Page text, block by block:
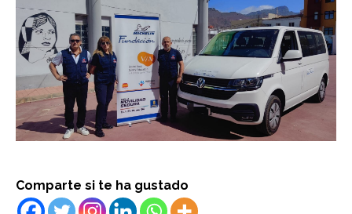
Comparte si te ha gustado